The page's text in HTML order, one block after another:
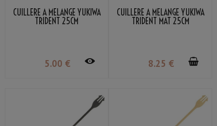
CUILLÈRE À MÉLANGE YUKIWA
TRIDENT 25CM
5.00 €
CUILLÈRE À MÉLANGE YUKIWA
TRIDENT MAT 25CM
8.25 €